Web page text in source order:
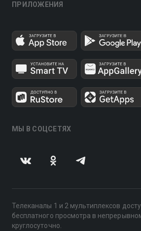
ПРИЛОЖЕНИЯ
МЫ В СОЦСЕТЯХ
Телеканалы 1 и 2 мультиплексов
бесплатного просмотра в
круглосуточно.